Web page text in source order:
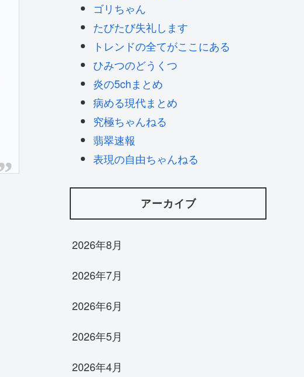
ゴリちゃん
たびたび失礼します
トレンドの全てがここにある
ひみつのどうくつ
炎の5chまとめ
病める現代まとめ
究極ちゃんねる
翡翠速報
表現の自由ちゃんねる
アーカイブ
2026年8月
2026年7月
2026年6月
2026年5月
2026年4月